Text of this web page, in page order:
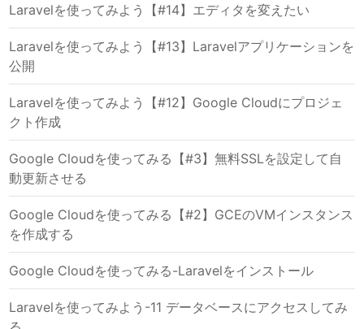
Laravelを使ってみよう【#14】エディタを変えたい
Laravelを使ってみよう【#13】Laravelアプリケーションを
公開
Laravelを使ってみよう【#12】Google Cloudにプロジェ
クト作成
Google Cloudを使ってみる【#3】無料SSLを設定して自
動更新させる
Google Cloudを使ってみる【#2】GCEのVMインスタンス
を作成する
Google Cloudを使ってみる-Laravelをインストール
Laravelを使ってみよう-11 データベースにアクセスしてみ